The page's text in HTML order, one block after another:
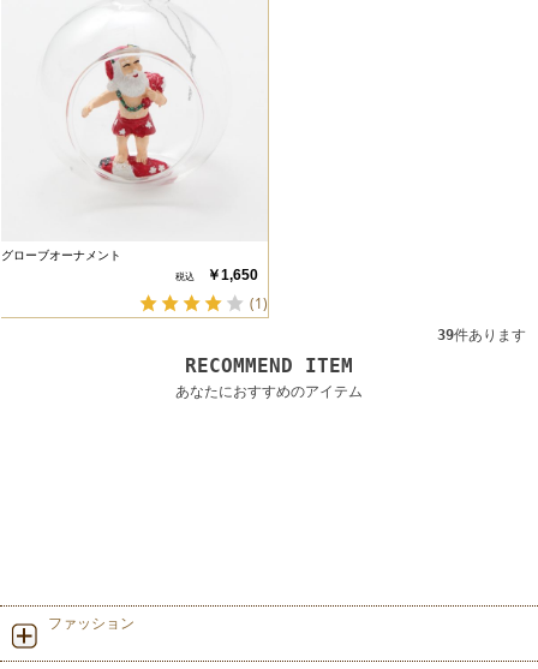
グローブオーナメント
￥1,650
(1)
39件あります
RECOMMEND ITEM
あなたにおすすめのアイテム
ファッション